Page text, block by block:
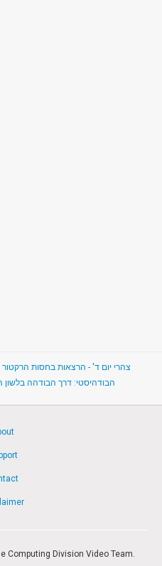
צהרי יום ד' - הרצאות בחסות הרקטור
הבודהיסטי: דרך הבודהה בלשון
Computing Division Video Team.